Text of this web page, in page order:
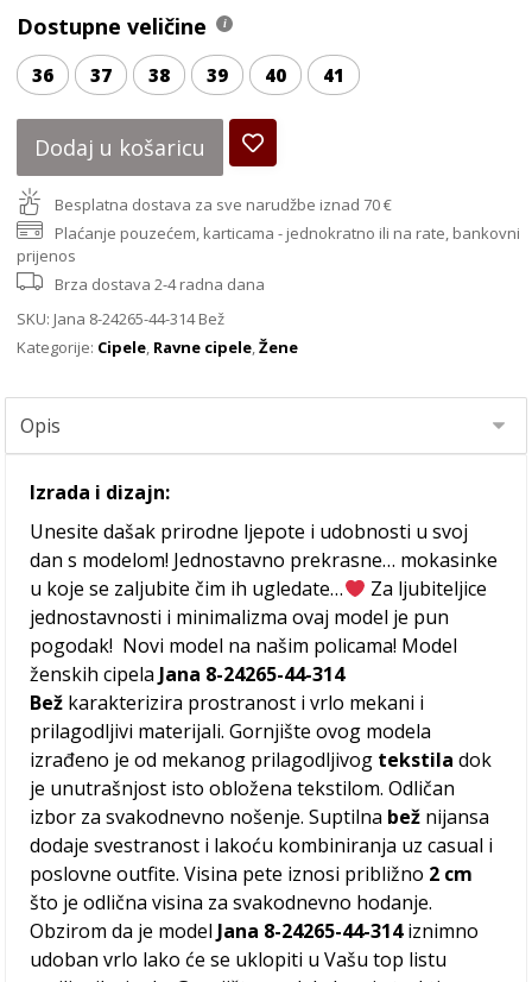
Dostupne veličine
36 37 38 39 40 41
Dodaj u košaricu
Besplatna dostava za sve narudžbe iznad 70 €
Plaćanje pouzećem, karticama - jednokratno ili na rate, bankovni
prijenos
Brza dostava 2-4 radna dana
SKU: Jana 8-24265-44-314 Bež
Kategorije: Cipele, Ravne cipele,Žene
Izrada i dizajn:
Unesite dašak prirodne ljepote i udobnosti u svoj
dan s modelom! Jednostavno prekrasne… mokasinke
u koje se zaljubite čim ih ugledate…
Za ljubiteljice
jednostavnosti i minimalizma ovaj model je pun
pogodak! Novi model na našim policama! Model
ženskih cipela Jana 8-24265-44-314
Bež karakterizira prostranost i vrlo mekani i
prilagodljivi materijali. Gornjište ovog modela
izrađeno je od mekanog prilagodljivog tekstiladok
je unutrašnjost isto obložena tekstilom. Odličan
izbor za svakodnevno nošenje. Suptilna bež nijansa
dodaje svestranost i lakoću kombiniranja uz casual i
poslovne outfite. Visina pete iznosi približno 2 cm
što je odlična visina za svakodnevno hodanje.
Obzirom da je model Jana 8-24265-44-314iznimno
udoban vrlo lako će se uklopiti u Vašu top listu